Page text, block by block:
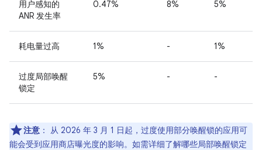
用户感知的
ANR 发生率
0.47% 8% 5%
耗电量过高 1% - 1%
过度局部唤醒
锁定
5% - -
注意 ： 从 2026 年 3 月 1 日起 ，过度使用部分唤醒锁的应用可
能会受到应用商店曝光度的影响。如需详细了解哪些局部唤醒锁定